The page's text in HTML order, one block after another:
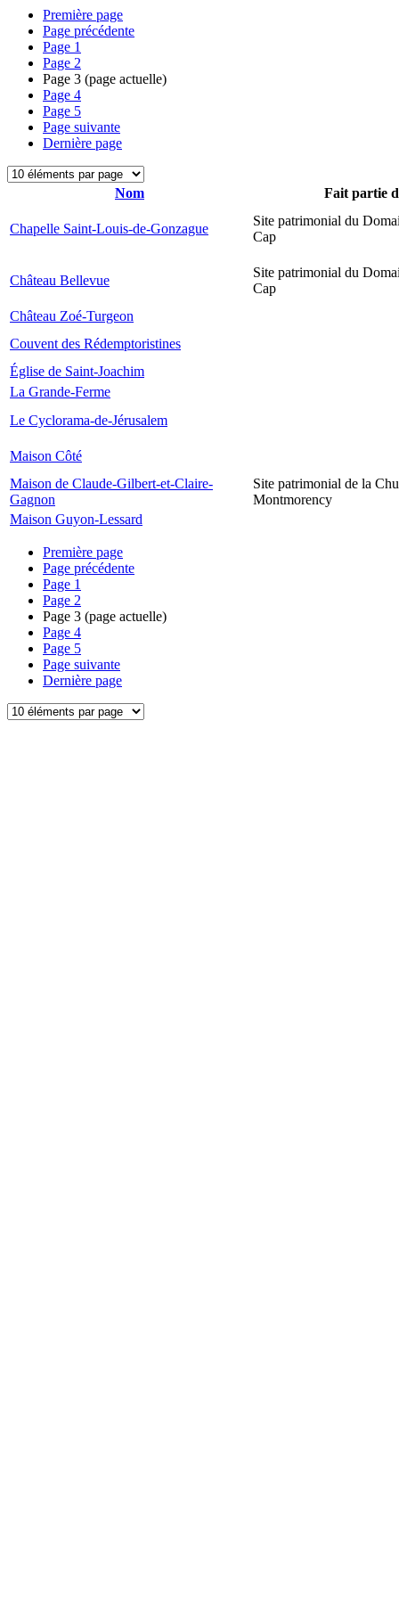
Première page
Page précédente
Page 1
Page 2
Page 3 (page actuelle)
Page 4
Page 5
Page suivante
Dernière page
Nom Fait partie
Chapelle Saint-Louis-de-Gonzague
Site patrimonial du
Cap
Château Bellevue
Site patrimonial du
Cap
Château Zoé-Turgeon
Couvent des Rédemptoristines
Église de Saint-Joachim
La Grande-Ferme
Le Cyclorama-de-Jérusalem
Maison Côté
Maison de Claude-Gilbert-et-Claire-
Gagnon
Site patrimonial de la
Montmorency
Maison Guyon-Lessard
Première page
Page précédente
Page 1
Page 2
Page 3 (page actuelle)
Page 4
Page 5
Page suivante
Dernière page